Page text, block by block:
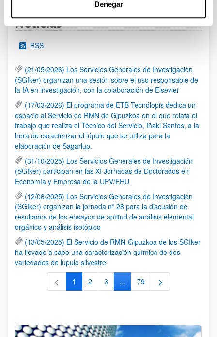
Denegar
Noticias
RSS
(21/05/2026) Los Servicios Generales de Investigación
(SGIker) organizan una sesión sobre el uso responsable de
la IA en investigación, con la colaboración de Elsevier
(17/03/2026) El programa de ETB Tecnólopis dedica un
espacio al Servicio de RMN de Gipuzkoa en el que relata el
trabajo que realiza el Técnico del Servicio, Iñaki Santos, a la
hora de caracterizar el lúpulo que se utiliza para la
elaboración de Sagarlup.
(31/10/2025) Los Servicios Generales de Investigación
(SGIker) participan en las XI Jornadas de Doctorados en
Economía y Empresa de la UPV/EHU
(12/06/2025) Los Servicios Generales de Investigación
(SGIker) organizan la jornada nº 28 para la discusión de
resultados de los ensayos de aptitud de análisis elemental
orgánico y análisis isotópico
(13/05/2025) El Servicio de RMN-Gipuzkoa de los SGIker
ha llevado a cabo una caracterización química de dos
variedades de lúpulo silvestre
Página
1 Página
2 Página
3 ...Páginas intermedias Use TAB
Página
79